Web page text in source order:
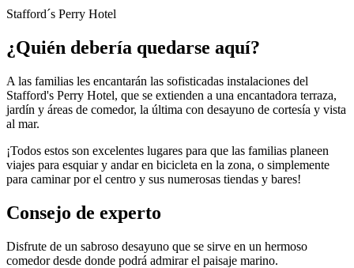
Stafford´s Perry Hotel
¿Quién debería quedarse aquí?
A las familias les encantarán las sofisticadas instalaciones del
Stafford's Perry Hotel, que se extienden a una encantadora terraza,
jardín y áreas de comedor, la última con desayuno de cortesía y vista
al mar.
¡Todos estos son excelentes lugares para que las familias planeen
viajes para esquiar y andar en bicicleta en la zona, o simplemente
para caminar por el centro y sus numerosas tiendas y bares!
Consejo de experto
Disfrute de un sabroso desayuno que se sirve en un hermoso
comedor desde donde podrá admirar el paisaje marino.